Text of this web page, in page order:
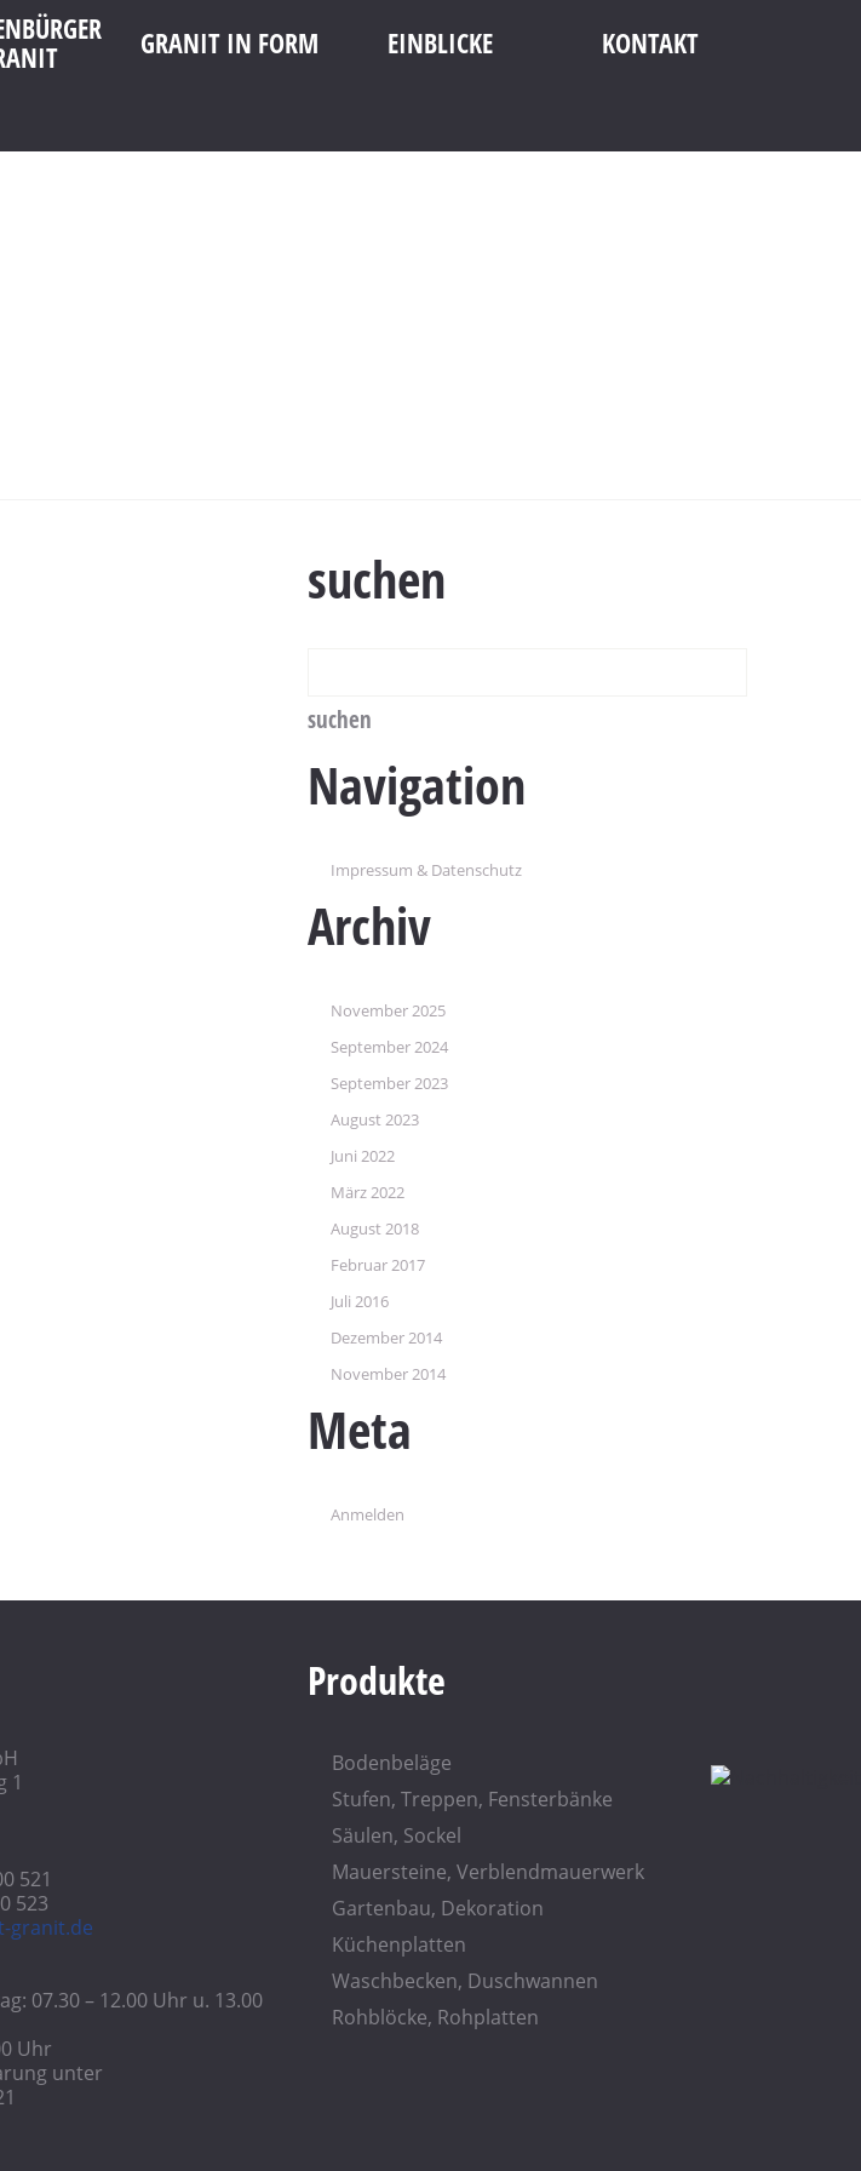
GRANIT IN FORM EINBLICKE KONTAKT
suchen
Navigation
Impressum & Datenschutz
Archiv
November 2025
September 2024
September 2023
August 2023
Juni 2022
März 2022
August 2018
Februar 2017
Juli 2016
Dezember 2014
November 2014
Meta
Anmelden
1
521
523
granit.de
07.30 – 12.00 Uhr u. 13.00
Uhr
unter
Produkte
Bodenbeläge
Stufen, Treppen, Fensterbänke
Säulen, Sockel
Mauersteine, Verblendmauerwerk
Gartenbau, Dekoration
Küchenplatten
Waschbecken, Duschwannen
Rohblöcke, Rohplatten